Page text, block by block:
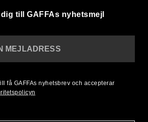
till GAFFAs nyhetsmejl
MEJLADRESS
få GAFFAs nyhetsbrev och accepterar